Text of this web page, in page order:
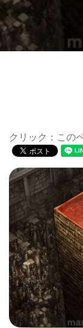
クリック：この